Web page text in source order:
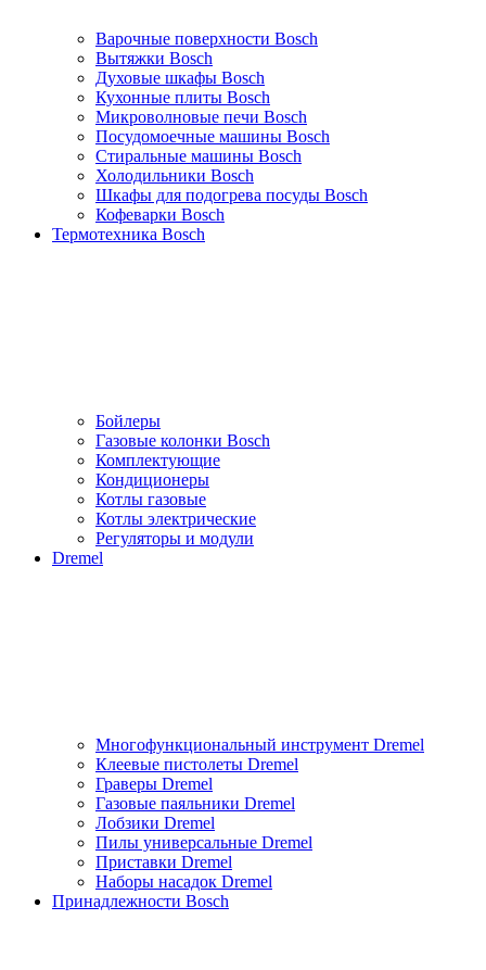
Варочные поверхности Bosch
Вытяжки Bosch
Духовые шкафы Bosch
Кухонные плиты Bosch
Микроволновые печи Bosch
Посудомоечные машины Bosch
Стиральные машины Bosch
Холодильники Bosch
Шкафы для подогрева посуды Bosch
Кофеварки Bosch
Термотехника Bosch
Бойлеры
Газовые колонки Bosch
Комплектующие
Кондиционеры
Котлы газовые
Котлы электрические
Регуляторы и модули
Dremel
Многофункциональный инструмент Dremel
Клеевые пистолеты Dremel
Граверы Dremel
Газовые паяльники Dremel
Лобзики Dremel
Пилы универсальные Dremel
Приставки Dremel
Наборы насадок Dremel
Принадлежности Bosch